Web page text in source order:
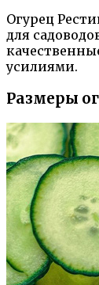
Огурец
для
усилиями.
Размеры